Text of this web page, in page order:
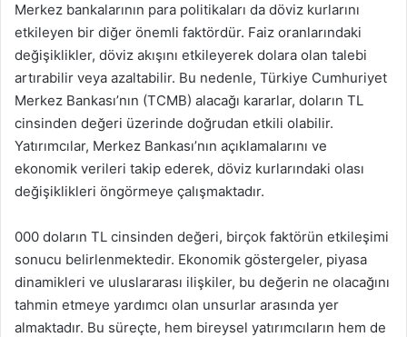
Merkez bankalarının para politikaları da döviz kurlarını
etkileyen bir diğer önemli faktördür. Faiz oranlarındaki
değişiklikler, döviz akışını etkileyerek dolara olan talebi
artırabilir veya azaltabilir. Bu nedenle, Türkiye Cumhuriyet
Merkez Bankası’nın (TCMB) alacağı kararlar, doların TL
cinsinden değeri üzerinde doğrudan etkili olabilir.
Yatırımcılar, Merkez Bankası’nın açıklamalarını ve
ekonomik verileri takip ederek, döviz kurlarındaki olası
değişiklikleri öngörmeye çalışmaktadır.
000 doların TL cinsinden değeri, birçok faktörün etkileşimi
sonucu belirlenmektedir. Ekonomik göstergeler, piyasa
dinamikleri ve uluslararası ilişkiler, bu değerin ne olacağını
tahmin etmeye yardımcı olan unsurlar arasında yer
almaktadır. Bu süreçte, hem bireysel yatırımcıların hem de